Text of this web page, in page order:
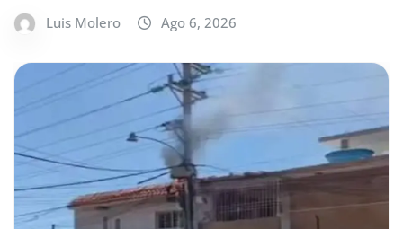
Luis Molero Ago 6, 2026